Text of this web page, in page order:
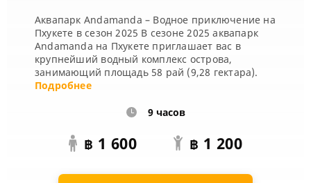
Аквапарк Andamanda – Водное приключение на
Пхукете в сезон 2025 В сезоне 2025 аквапарк
Andamanda на Пхукете приглашает вас в
крупнейший водный комплекс острова,
занимающий площадь 58 рай (9,28 гектара).
Тематическое оформление вдохновлено
Подробнее
9 часов
฿ 1 600 ฿ 1 200